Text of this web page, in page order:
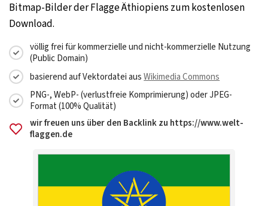
Bitmap-Bilder der Flagge Äthiopiens zum kostenlosen
Download.
völlig frei für kommerzielle und nicht-kommerzielle Nutzung
(Public Domain)
basierend auf Vektordatei ausWikimedia Commons
PNG-, WebP- (verlustfreie Komprimierung) oder JPEG-
Format (100% Qualität)
wir freuen uns über den Backlink zu https://www.welt-
flaggen.de